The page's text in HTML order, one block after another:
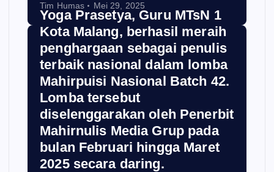
Tim Humas Mei 29, 2025
Yoga Prasetya, Guru MTsN 1
Kota Malang, berhasil meraih
penghargaan sebagai penulis
terbaik nasional dalam lomba
Mahirpuisi Nasional Batch 42.
Lomba tersebut
diselenggarakan oleh Penerbit
Mahirnulis Media Grup pada
bulan Februari hingga Maret
2025 secara daring.